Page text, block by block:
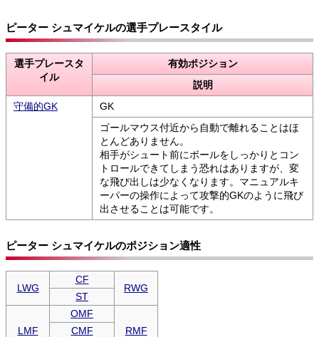
ピーター シュマイケルの選手プレースタイル
選手プレースタ
イル
有効ポジション
説明
守備的GK
GK
ゴールマウス付近から自動で離れることはほ
とんどありません。
相手がシュート前にボールをしっかりとコン
トロールできてしまう恐れはありますが、変
な飛び出しは少なくなります。マニュアルキ
ーパーの操作によって攻撃的GKのように飛び
出させることは可能です。
ピーター シュマイケルのポジション適性
LWG
CF
RWG
ST
LMF
OMF
RMF
CMF